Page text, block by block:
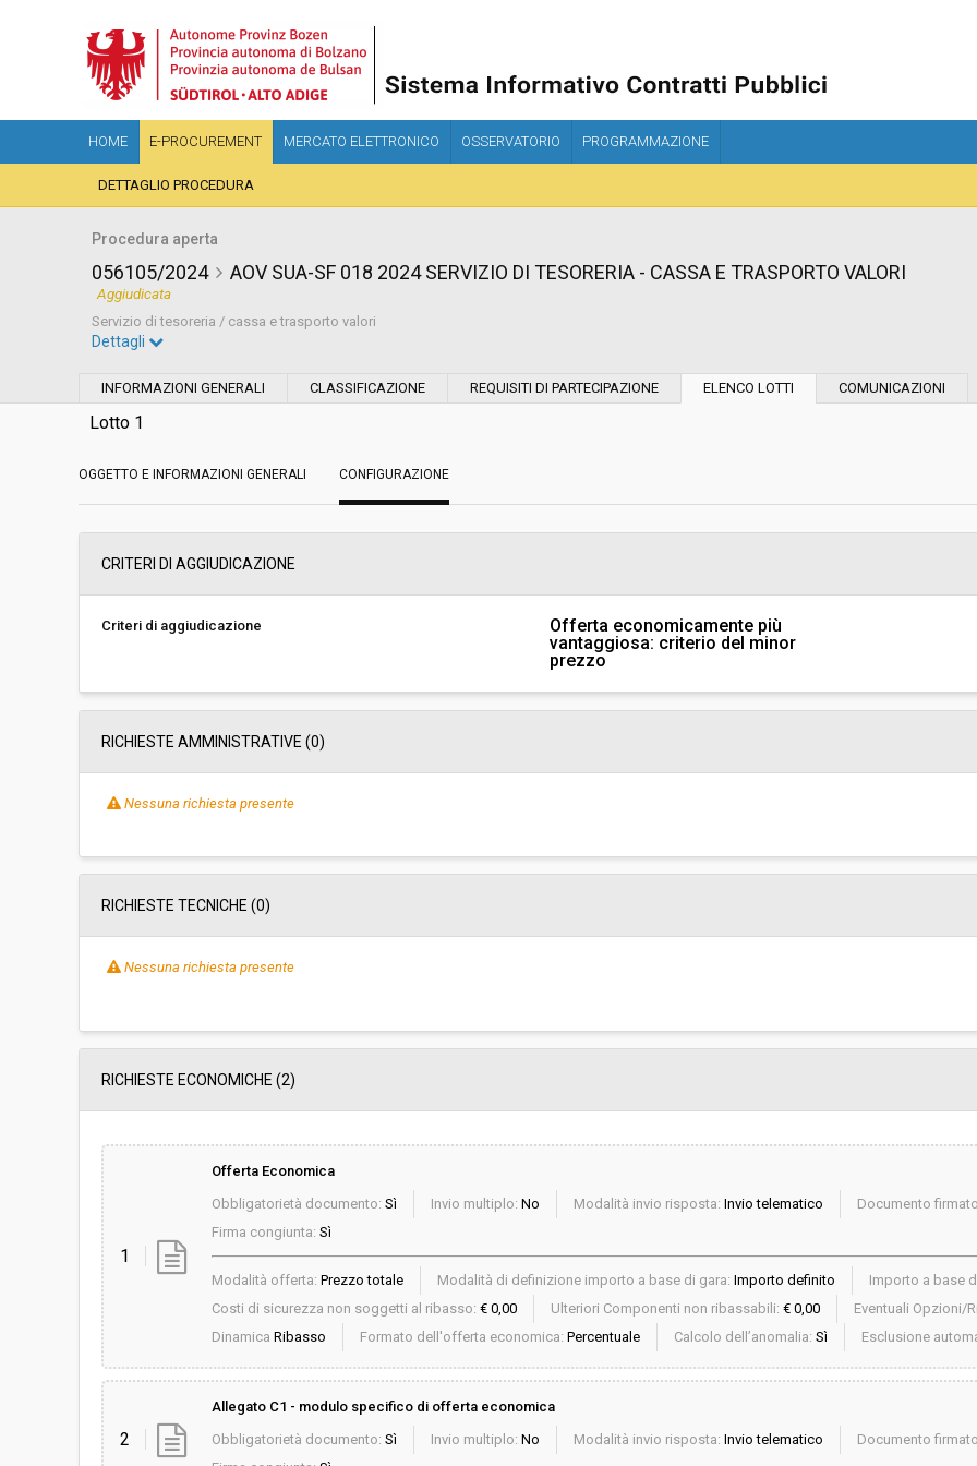
HOME E-PROCUREMENT MERCATO ELETTRONICO OSSERVATORIO PROGRAMMAZIONE
DETTAGLIO PROCEDURA
Procedura aperta
056105/2024 AOV SUA-SF 018 2024 SERVIZIO DI TESORERIA - CASSA E TRASPORTO VALORI
Aggiudicata
Servizio di tesoreria / cassa e trasporto valori
Tipo di contratto:
Servizi sociali: No
Scelta del contraente: Procedura aperta Svolgimento:
Responsabile fase di
Responsabile fase di affidamento: Loris Nazareno Insinga Responsabile fase di esecuzione:
Dettagli
INFORMAZIONI GENERALI CLASSIFICAZIONE REQUISITI DI PARTECIPAZIONE ELENCO LOTTI COMUNICAZIONI
Lotto 1
OGGETTO E INFORMAZIONI GENERALI CONFIGURAZIONE
CRITERI DI AGGIUDICAZIONE
Criteri di aggiudicazione
Offerta economicamente più
vantaggiosa: criterio del minor
prezzo
RICHIESTE AMMINISTRATIVE (0)
Nessuna richiesta presente
RICHIESTE TECNICHE (0)
Nessuna richiesta presente
RICHIESTE ECONOMICHE (2)
1
Offerta Economica
Obbligatorietà documento: Sì Invio multiplo: No Modalità invio risposta: Invio telematico Documento
Firma congiunta: Sì
Modalità offerta: Prezzo totale Modalità di definizione importo a base di gara: Importo definito Importo a base
Costi di sicurezza non soggetti al ribasso: € 0,00 Ulteriori Componenti non ribassabili: € 0,00 Eventuali Opzioni/
Dinamica Ribasso Formato dell'offerta economica: Percentuale Calcolo dell’anomalia: Sì Esclusione
2
Allegato C1 - modulo specifico di offerta economica
Obbligatorietà documento: Sì Invio multiplo: No Modalità invio risposta: Invio telematico Documento